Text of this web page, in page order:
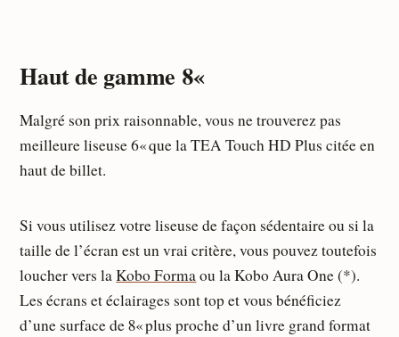
Haut de gamme 8«
Malgré son prix raisonnable, vous ne trouverez pas
meilleure liseuse 6« que la TEA Touch HD Plus citée en
haut de billet.
Si vous utilisez votre liseuse de façon sédentaire ou si la
taille de l’écran est un vrai critère, vous pouvez toutefois
loucher vers laKobo Formaou la Kobo Aura One (*).
Les écrans et éclairages sont top et vous bénéficiez
d’une surface de 8« plus proche d’un livre grand format